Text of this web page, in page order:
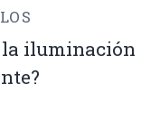
la iluminación